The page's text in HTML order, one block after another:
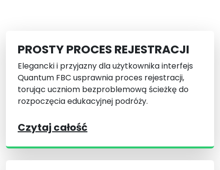
PROSTY PROCES REJESTRACJI
Elegancki i przyjazny dla użytkownika interfejs
Quantum FBC usprawnia proces rejestracji,
torując uczniom bezproblemową ścieżkę do
rozpoczęcia edukacyjnej podróży.
Czytaj całość